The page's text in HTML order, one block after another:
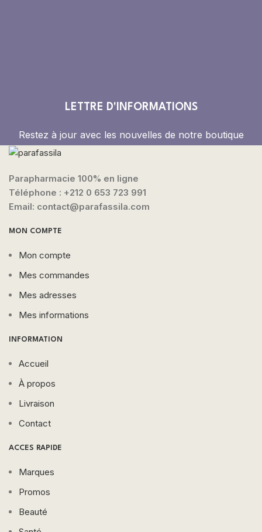
LETTRE D'INFORMATIONS
Restez à jour avec les nouvelles de notre boutique
Parapharmacie 100% en ligne
Téléphone : +212 0 653 723 991
Email: contact@parafassila.com
MON COMPTE
Mon compte
Mes commandes
Mes adresses
Mes informations
INFORMATION
Accueil
À propos
Livraison
Contact
ACCES RAPIDE
Marques
Promos
Beauté